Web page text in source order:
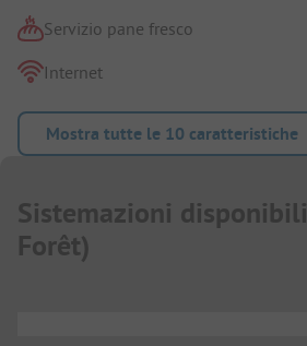
Servizio pane fresco
Internet
Mostra tutte le 10 caratteristiche
Sistemazioni disponibili
Forêt)